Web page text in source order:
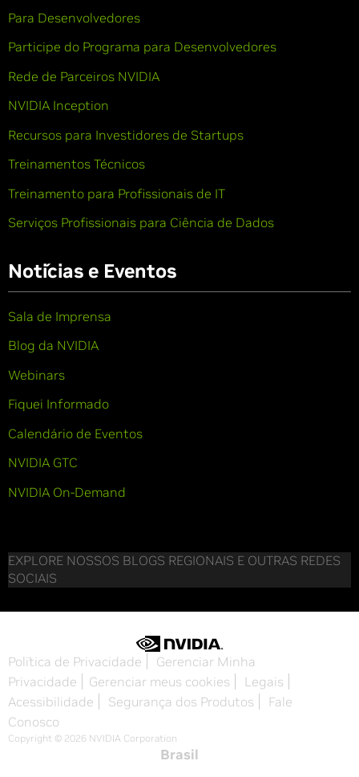
Para Desenvolvedores
Participe do Programa para Desenvolvedores
Rede de Parceiros NVIDIA
NVIDIA Inception
Recursos para Investidores de Startups
Treinamentos Técnicos
Treinamento para Profissionais de IT
Serviços Profissionais para Ciência de Dados
Notícias e Eventos
Sala de Imprensa
Blog da NVIDIA
Webinars
Fiquei Informado
Calendário de Eventos
NVIDIA GTC
NVIDIA On-Demand
EXPLORE NOSSOS BLOGS REGIONAIS E OUTRAS REDES
SOCIAIS
Política de Privacidade
Gerenciar Minha
Privacidade
Gerenciar meus cookies
Legais
Acessibilidade
Segurança dos Produtos
Fale
Conosco
Copyright © 2026 NVIDIA Corporation
Brasil